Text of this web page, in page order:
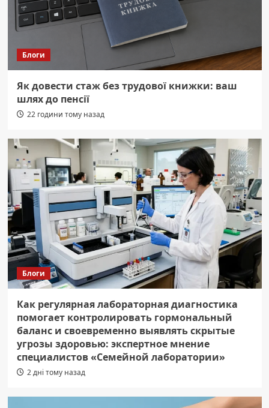
Блоги
Як довести стаж без трудової книжки: ваш
шлях до пенсії
22 години тому назад
Блоги
Как регулярная лабораторная диагностика
помогает контролировать гормональный
баланс и своевременно выявлять скрытые
угрозы здоровью: экспертное мнение
специалистов «Семейной лаборатории»
2 дні тому назад